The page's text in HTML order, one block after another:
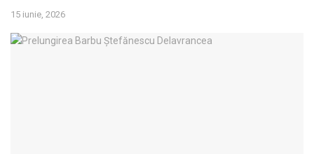
15 iunie, 2026